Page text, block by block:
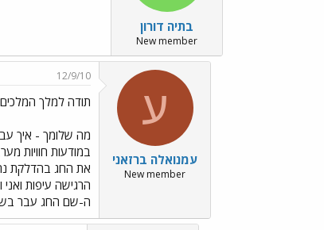
בתיה דורון
New member
ע
עמנואלה ברזאני
New member
12/9/10
תודה למלך
מה שלומך - איך
במודעות חוויות
את החג בהדלקת
הרגישה עיפות
ה-שם החג עבר